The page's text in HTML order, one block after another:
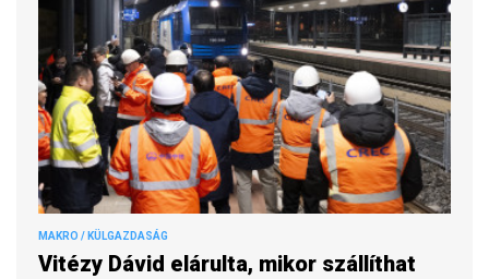
MAKRO / KÜLGAZDASÁG
Vitézy Dávid elárulta, mikor szállíthat